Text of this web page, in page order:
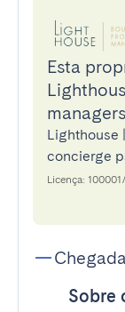
Esta
managers
Lighthouse
concierge
Licença:
Sobre